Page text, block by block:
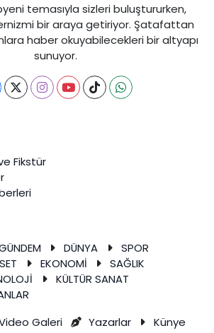
temasıyla sizleri buluştururken,
bir araya getiriyor. Şatafattan
haber okuyabilecekleri bir altyapı
sunuyor.
Fikstür
DÜNYA
SPOR
EKONOMİ
SAĞLIK
KÜLTÜR SANAT
Galeri Yazarlar
Künye